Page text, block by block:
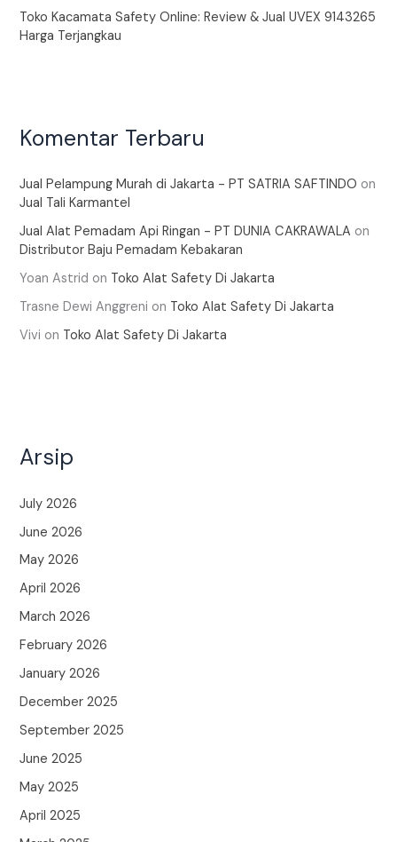
Toko Kacamata Safety Online: Review & Jual UVEX 9143265
Harga Terjangkau
Komentar Terbaru
Jual Pelampung Murah di Jakarta - PT SATRIA SAFTINDO on
Jual Tali Karmantel
Jual Alat Pemadam Api Ringan - PT DUNIA CAKRAWALA on
Distributor Baju Pemadam Kebakaran
Yoan Astrid on Toko Alat Safety Di Jakarta
Trasne Dewi Anggreni on Toko Alat Safety Di Jakarta
Vivi on Toko Alat Safety Di Jakarta
Arsip
July 2026
June 2026
May 2026
April 2026
March 2026
February 2026
January 2026
December 2025
September 2025
June 2025
May 2025
April 2025